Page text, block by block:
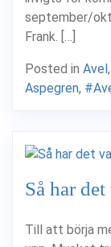
september/
Frank. […]
Posted in Avel ,
Aspegren,
Så har
Till att börja